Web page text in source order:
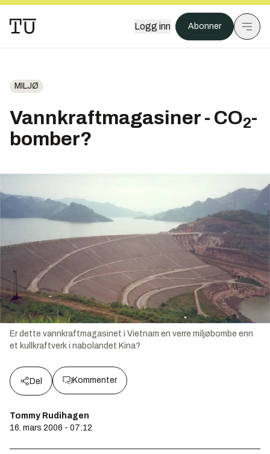
Logg inn Abonner
MILJØ
Vannkraftmagasiner - CO2-
bomber?
Er dette vannkraftmagasinet i Vietnam en verre miljøbombe enn
et kullkraftverk i nabolandet Kina?
Del Kommenter
Tommy Rudihagen
16. mars 2006 - 07:12